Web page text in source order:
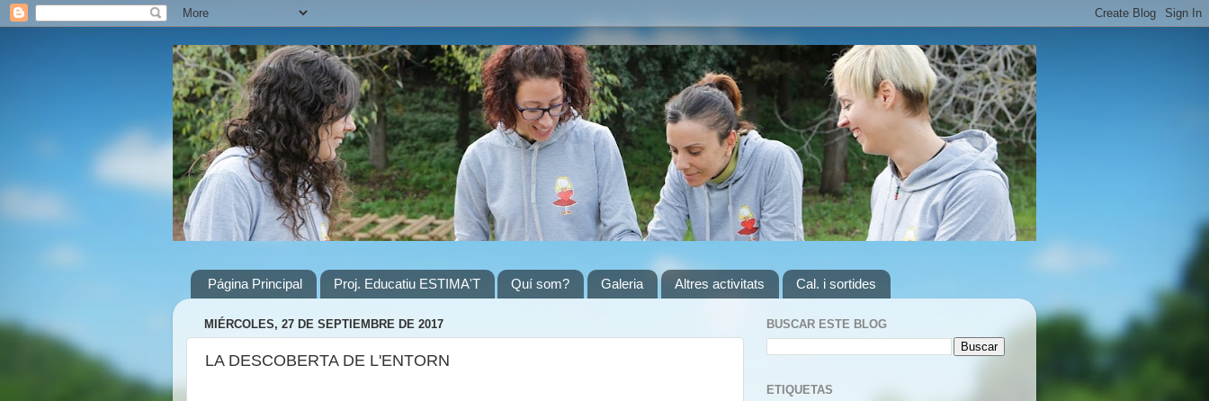
Página Principal Proj. Educatiu ESTIMA'T Quí som? Galeria Altres activitats Cal. i sortides
MIÉRCOLES, 27 DE SEPTIEMBRE DE 2017
LA DESCOBERTA DE L'ENTORN
BUSCAR ESTE BLOG
ETIQUETAS